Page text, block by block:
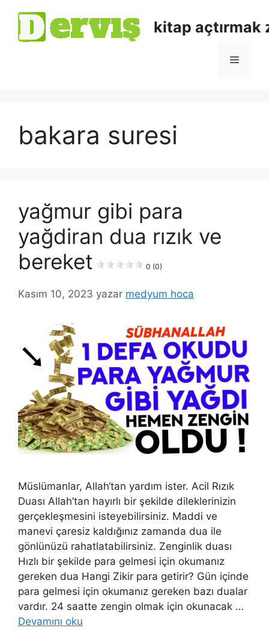
kitap açtırmak
bakara suresi
yağmur gibi para
yağdiran dua rızık ve
bereket
0 (0)
Kasım 10, 2023 yazar medyum hoca
Müslümanlar, Allah‘tan yardım ister. Acil Rızık
Duası Allah’tan hayırlı bir şekilde dileklerinizin
gerçekleşmesini isteyebilirsiniz. Maddi ve
manevi çaresiz kaldığınız zamanda dua ile
gönlünüzü rahatlatabilirsiniz. Zenginlik duası
Hızlı bir şekilde para gelmesi için okumanız
gereken dua Hangi Zikir para getirir? Gün içinde
para gelmesi için okumanız gereken bazı dualar
vardır. 24 saatte zengin olmak için okunacak …
Devamını oku